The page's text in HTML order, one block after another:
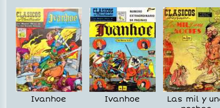
Ivanhoe Ivanhoe
Las mil y